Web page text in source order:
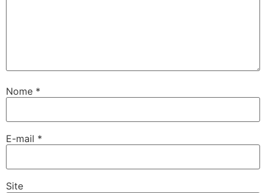
Nome *
E-mail *
Site